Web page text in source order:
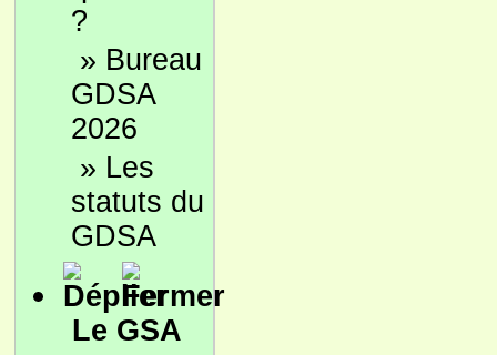
?
» Bureau
GDSA
2026
» Les
statuts du
GDSA
Le GSA